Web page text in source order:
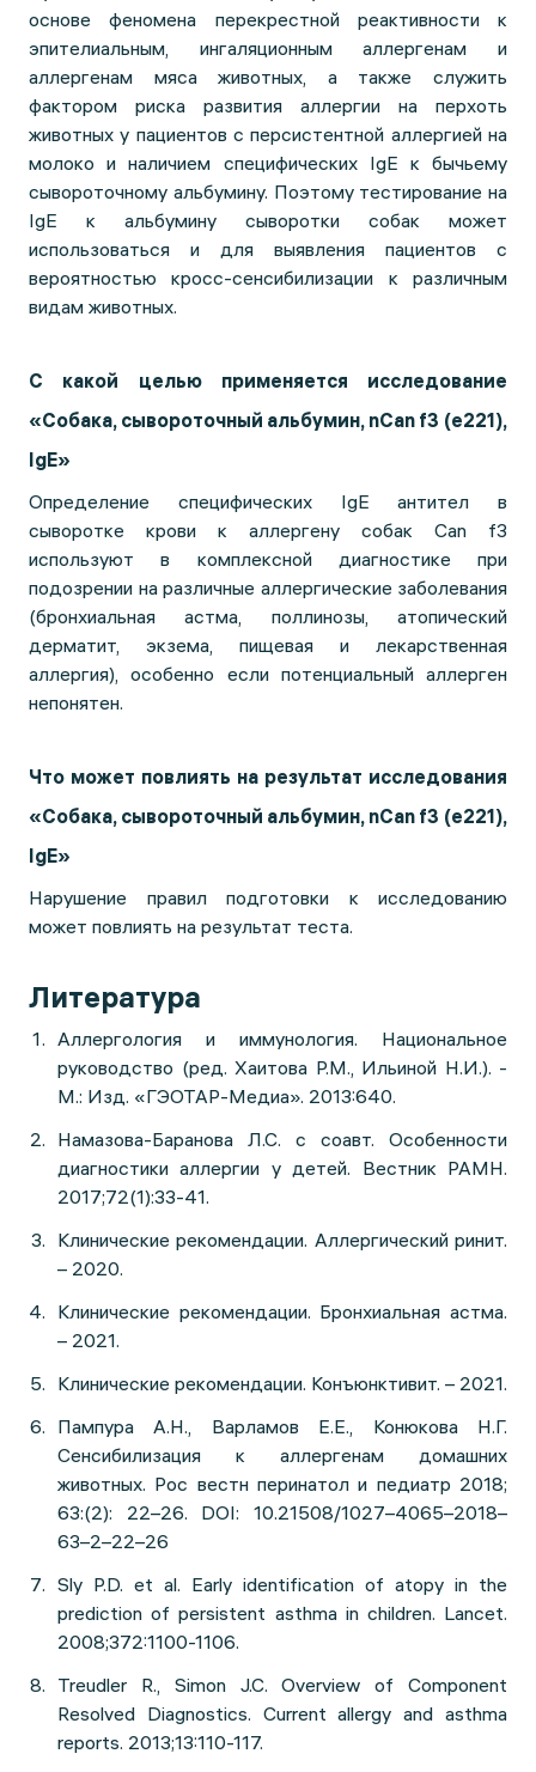
основе феномена перекрестной реактивности к
эпителиальным, ингаляционным аллергенам и
аллергенам мяса животных, а также служить
фактором риска развития аллергии на перхоть
животных у пациентов с персистентной аллергией на
молоко и наличием специфических IgE к бычьему
сывороточному альбумину. Поэтому тестирование на
IgE к альбумину сыворотки собак может
использоваться и для выявления пациентов с
вероятностью кросс-сенсибилизации к различным
видам животных.
С какой целью применяется исследование
«Собака, сывороточный альбумин, nCan f3 (e221),
IgE»
Определение специфических IgE антител в
сыворотке крови к аллергену собак Can f3
используют в комплексной диагностике при
подозрении на различные аллергические заболевания
(бронхиальная астма, поллинозы, атопический
дерматит, экзема, пищевая и лекарственная
аллергия), особенно если потенциальный аллерген
непонятен.
Что может повлиять на результат исследования
«Собака, сывороточный альбумин, nCan f3 (e221),
IgE»
Нарушение правил подготовки к исследованию
может повлиять на результат теста.
Литература
Аллергология и иммунология. Национальное
руководство (ред. Хаитова Р.М., Ильиной Н.И.). -
М.: Изд. «ГЭОТАР-Медиа». 2013:640.
Намазова-Баранова Л.С. с соавт. Особенности
диагностики аллергии у детей. Вестник РАМН.
2017;72(1):33-41.
Клинические рекомендации. Аллергический ринит.
– 2020.
Клинические рекомендации. Бронхиальная астма.
– 2021.
Клинические рекомендации. Конъюнктивит. – 2021.
Пампура А.Н., Варламов Е.Е., Конюкова Н.Г.
Сенсибилизация к аллергенам домашних
животных. Рос вестн перинатол и педиатр 2018;
63:(2): 22–26. DOI: 10.21508/1027–4065–2018–
63–2–22–26
Sly P.D. et al. Early identification of atopy in the
prediction of persistent asthma in children. Lancet.
2008;372:1100-1106.
Treudler R., Simon J.C. Overview of Component
Resolved Diagnostics. Current allergy and asthma
reports. 2013;13:110-117.